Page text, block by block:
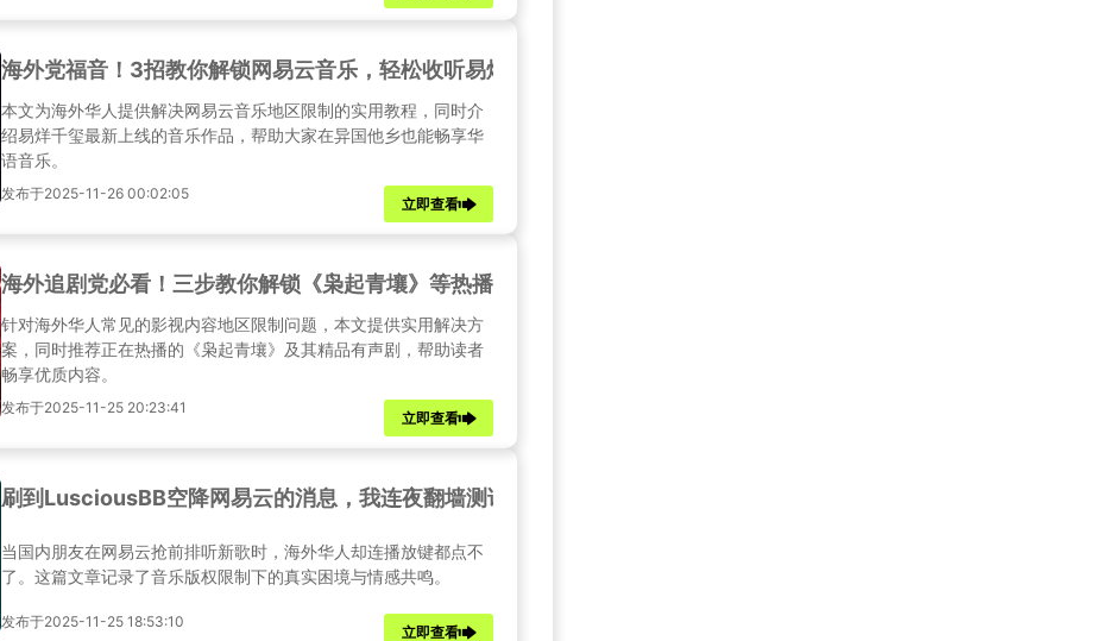
海外党福音！3招教你解锁网易云音乐，轻松收听易烊千玺新歌
本文为海外华人提供解决网易云音乐地区限制的实用教程，同时介
绍易烊千玺最新上线的音乐作品，帮助大家在异国他乡也能畅享华
语音乐。
发布于2025-11-26 00:02:05
立即查看
海外追剧党必看！三步教你解锁《枭起青壤》等热播剧，告别地区限制烦恼
针对海外华人常见的影视内容地区限制问题，本文提供实用解决方
案，同时推荐正在热播的《枭起青壤》及其精品有声剧，帮助读者
畅享优质内容。
发布于2025-11-25 20:23:41
立即查看
刷到LusciousBB空降网易云的消息，我连夜翻墙测试：海外党想听新歌到底有多难？
当国内朋友在网易云抢前排听新歌时，海外华人却连播放键都点不
了。这篇文章记录了音乐版权限制下的真实困境与情感共鸣。
发布于2025-11-25 18:53:10
立即查看